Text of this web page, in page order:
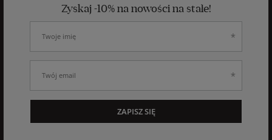
Zyskaj -10% na nowości na stałe!
ZAPISZ SIĘ